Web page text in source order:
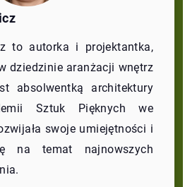
to autorka i projektantka,
dziedzinie aranżacji wnętrz
absolwentką architektury
Sztuk Pięknych we
swoje umiejętności i
na temat najnowszych